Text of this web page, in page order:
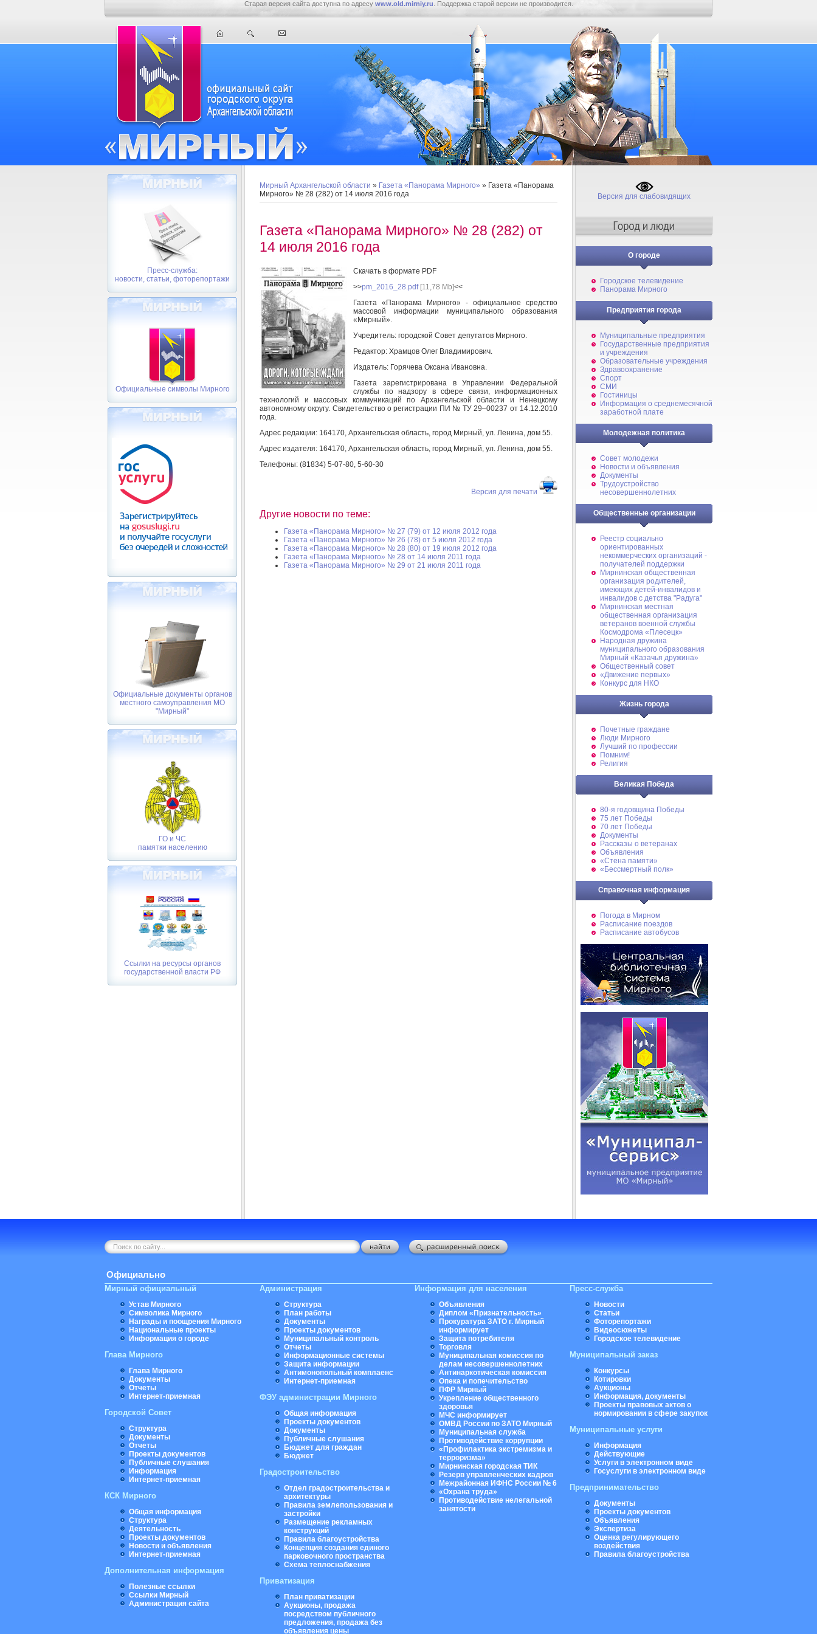
Старая версия сайта доступна по адресу www.old.mirniy.ru . Поддержка старой версии не производится.
Пресс-служба:
новости, статьи, фоторепортажи
Официальные символы Мирного
Официальные документы органов
местного самоуправления МО
"Мирный"
ГО и ЧС
памятки населению
Ссылки на ресурсы органов
государственной власти РФ
Мирный Архангельской области » Газета «Панорама Мирного» » Газета «Панорама
Мирного» № 28 (282) от 14 июля 2016 года
Газета «Панорама Мирного» № 28 (282) от
14 июля 2016 года
Скачать в формате PDF
>>pm_2016_28.pdf[11,78 Mb]<<
Газета «Панорама Мирного» - официальное средство
массовой информации муниципального образования
«Мирный».
Учредитель: городской Совет депутатов Мирного.
Редактор: Храмцов Олег Владимирович.
Издатель: Горячева Оксана Ивановна.
Газета зарегистрирована в Управлении Федеральной
службы по надзору в сфере связи, информационных
технологий и массовых коммуникаций по Архангельской области и Ненецкому
автономному округу. Свидетельство о регистрации ПИ № ТУ 29–00237 от 14.12.2010
года.
Адрес редакции: 164170, Архангельская область, город Мирный, ул. Ленина, дом 55.
Адрес издателя: 164170, Архангельская область, город Мирный, ул. Ленина, дом 55.
Телефоны: (81834) 5-07-80, 5-60-30
Версия для печати
Другие новости по теме:
Газета «Панорама Мирного» № 27 (79) от 12 июля 2012 года
Газета «Панорама Мирного» № 26 (78) от 5 июля 2012 года
Газета «Панорама Мирного» № 28 (80) от 19 июля 2012 года
Газета «Панорама Мирного» № 28 от 14 июля 2011 года
Газета «Панорама Мирного» № 29 от 21 июля 2011 года
Версия для слабовидящих
О городе
Городское телевидение
Панорама Мирного
Предприятия города
Муниципальные предприятия
Государственные предприятия
и учреждения
Образовательные учреждения
Здравоохранение
Спорт
СМИ
Гостиницы
Информация о среднемесячной
заработной плате
Молодежная политика
Совет молодежи
Новости и объявления
Документы
Трудоустройство
несовершеннолетних
Общественные организации
Реестр социально
ориентированных
некоммерческих организаций -
получателей поддержки
Мирнинская общественная
организация родителей,
имеющих детей-инвалидов и
инвалидов с детства "Радуга"
Мирнинская местная
общественная организация
ветеранов военной службы
Космодрома «Плесецк»
Народная дружина
муниципального образования
Мирный «Казачья дружина»
Общественный совет
«Движение первых»
Конкурс для НКО
Жизнь города
Почетные граждане
Люди Мирного
Лучший по профессии
Помним!
Религия
Великая Победа
80-я годовщина Победы
75 лет Победы
70 лет Победы
Документы
Рассказы о ветеранах
Объявления
«Стена памяти»
«Бессмертный полк»
Справочная информация
Погода в Мирном
Расписание поездов
Расписание автобусов
Официально
Мирный официальный
Устав Мирного
Символика Мирного
Награды и поощрения Мирного
Национальные проекты
Информация о городе
Глава Мирного
Глава Мирного
Документы
Отчеты
Интернет-приемная
Городской Совет
Структура
Документы
Отчеты
Проекты документов
Публичные слушания
Информация
Интернет-приемная
КСК Мирного
Общая информация
Структура
Деятельность
Проекты документов
Новости и объявления
Интернет-приемная
Дополнительная информация
Полезные ссылки
Ссылки Мирный
Администрация сайта
Администрация
Структура
План работы
Документы
Проекты документов
Муниципальный контроль
Отчеты
Информационные системы
Защита информации
Антимонопольный комплаенс
Интернет-приемная
ФЭУ администрации Мирного
Общая информация
Проекты документов
Документы
Публичные слушания
Бюджет для граждан
Бюджет
Градостроительство
Отдел градостроительства и
архитектуры
Правила землепользования и
застройки
Размещение рекламных
конструкций
Правила благоустройства
Концепция создания единого
парковочного пространства
Схема теплоснабжения
Приватизация
План приватизации
Аукционы, продажа
посредством публичного
предложения, продажа без
объявления цены
Информация для населения
Объявления
Диплом «Признательность»
Прокуратура ЗАТО г. Мирный
информирует
Защита потребителя
Торговля
Муниципальная комиссия по
делам несовершеннолетних
Антинаркотическая комиссия
Опека и попечительство
ПФР Мирный
Укрепление общественного
здоровья
МЧС информирует
ОМВД России по ЗАТО Мирный
Муниципальная cлужба
Противодействие коррупции
«Профилактика экстремизма и
терроризма»
Мирнинская городская ТИК
Резерв управленческих кадров
Межрайонная ИФНС России № 6
«Охрана труда»
Противодействие нелегальной
занятости
Пресс-служба
Новости
Статьи
Фоторепортажи
Видеосюжеты
Городское телевидение
Муниципальный заказ
Конкурсы
Котировки
Аукционы
Информация, документы
Проекты правовых актов о
нормировании в сфере закупок
Муниципальные услуги
Информация
Действующие
Услуги в электронном виде
Госуслуги в электронном виде
Предпринимательство
Документы
Проекты документов
Объявления
Экспертиза
Оценка регулирующего
воздействия
Правила благоустройства